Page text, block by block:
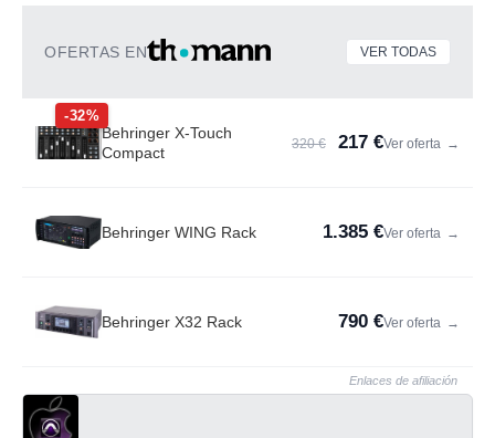
OFERTAS EN VER TODAS
-32%
Behringer X-Touch
Compact
320 € 217 €Ver oferta →
Behringer WING Rack 1.385 €Ver oferta →
Behringer X32 Rack 790 €Ver oferta →
Enlaces de afiliación